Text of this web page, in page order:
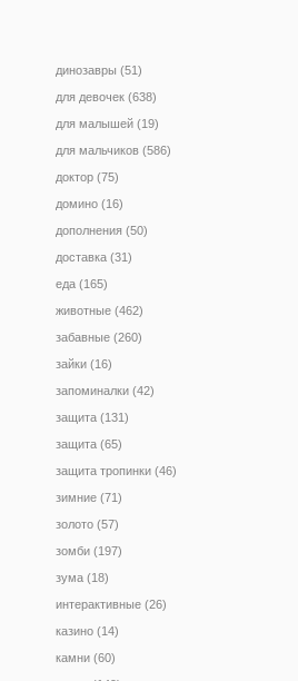
динозавры (51)
для девочек (638)
для малышей (19)
для мальчиков (586)
доктор (75)
домино (16)
дополнения (50)
доставка (31)
еда (165)
животные (462)
забавные (260)
зайки (16)
запоминалки (42)
защита (131)
защита (65)
защита тропинки (46)
зимние (71)
золото (57)
зомби (197)
зума (18)
интерактивные (26)
казино (14)
камни (60)